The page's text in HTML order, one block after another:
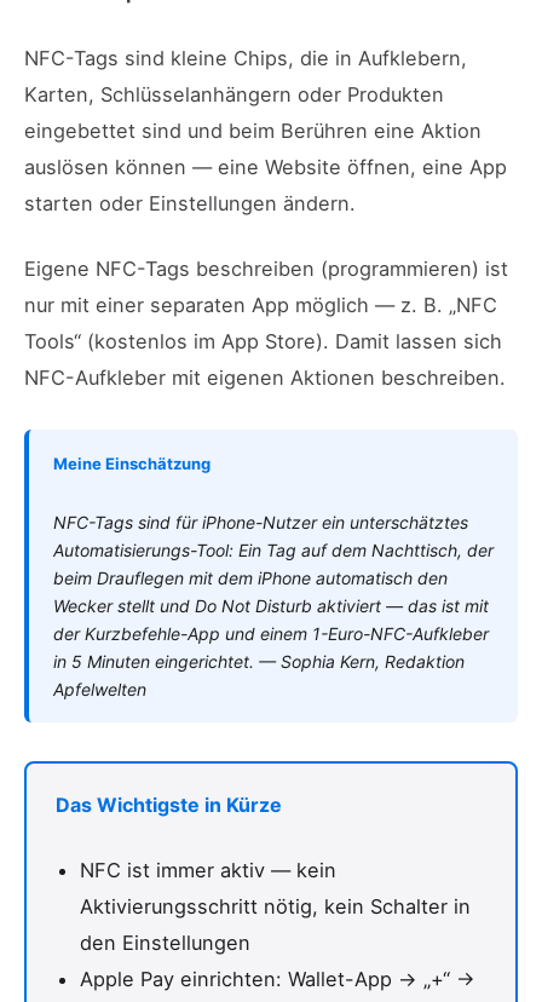
NFC-Tags sind kleine Chips, die in Aufklebern,
Karten, Schlüsselanhängern oder Produkten
eingebettet sind und beim Berühren eine Aktion
auslösen können — eine Website öffnen, eine App
starten oder Einstellungen ändern.
Eigene NFC-Tags beschreiben (programmieren) ist
nur mit einer separaten App möglich — z. B. „NFC
Tools“ (kostenlos im App Store). Damit lassen sich
NFC-Aufkleber mit eigenen Aktionen beschreiben.
Meine Einschätzung
NFC-Tags sind für iPhone-Nutzer ein unterschätztes
Automatisierungs-Tool: Ein Tag auf dem Nachttisch, der
beim Drauflegen mit dem iPhone automatisch den
Wecker stellt und Do Not Disturb aktiviert — das ist mit
der Kurzbefehle-App und einem 1-Euro-NFC-Aufkleber
in 5 Minuten eingerichtet. — Sophia Kern, Redaktion
Apfelwelten
Das Wichtigste in Kürze
NFC ist immer aktiv — kein
Aktivierungsschritt nötig, kein Schalter in
den Einstellungen
Apple Pay einrichten: Wallet-App → „+“ →